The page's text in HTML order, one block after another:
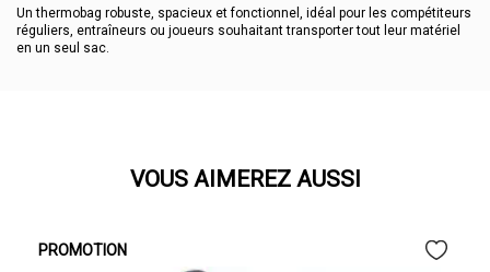
Un thermobag robuste, spacieux et fonctionnel, idéal pour les compétiteurs
réguliers, entraîneurs ou joueurs souhaitant transporter tout leur matériel
en un seul sac.
VOUS AIMEREZ AUSSI
PROMOTION